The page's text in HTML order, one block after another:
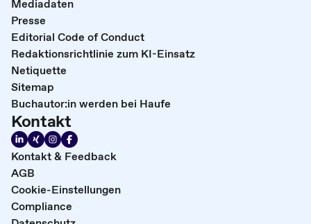
Mediadaten
Presse
Editorial Code of Conduct
Redaktionsrichtlinie zum KI-Einsatz
Netiquette
Sitemap
Buchautor:in werden bei Haufe
Kontakt
Kontakt & Feedback
AGB
Cookie-Einstellungen
Compliance